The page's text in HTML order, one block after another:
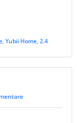
,Yubii Home,2.4